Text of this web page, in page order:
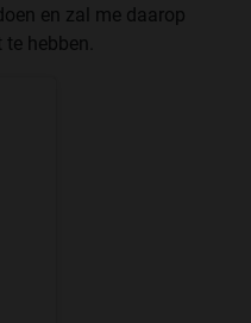
en zal me daarop
hebben.